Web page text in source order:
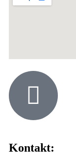
Kontakt: